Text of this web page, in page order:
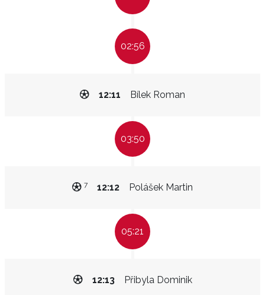
02:56
Bílek Roman
12:11
03:50
Polášek Martin
12:12
7
05:21
Přibyla Dominik
12:13